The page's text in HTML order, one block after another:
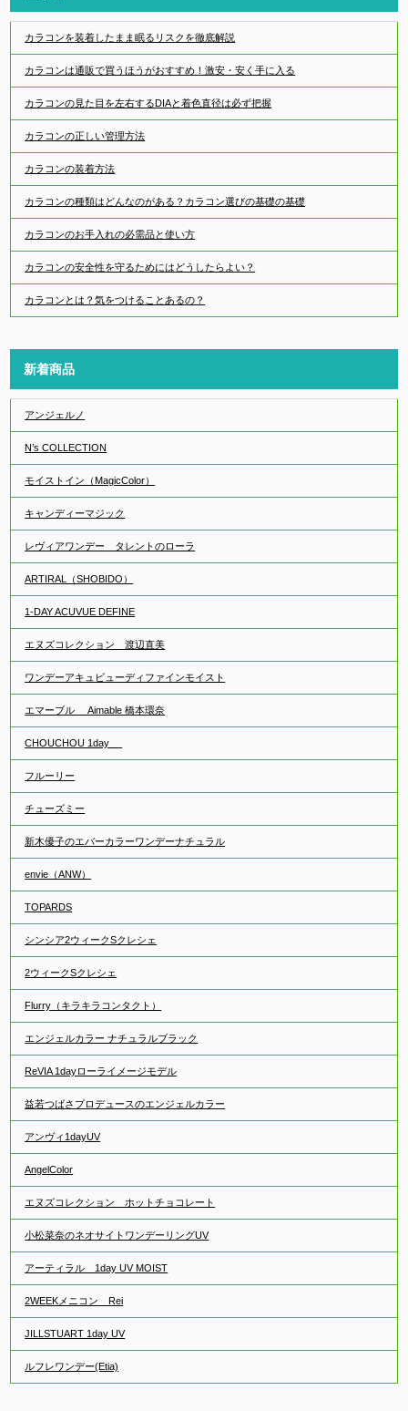
カラコンを装着したまま眠るリスクを徹底解説
カラコンは通販で買うほうがおすすめ！激安・安く手に入る
カラコンの見た目を左右するDIAと着色直径は必ず把握
カラコンの正しい管理方法
カラコンの装着方法
カラコンの種類はどんなのがある？カラコン選びの基礎の基礎
カラコンのお手入れの必需品と使い方
カラコンの安全性を守るためにはどうしたらよい？
カラコンとは？気をつけることあるの？
新着商品
アンジェルノ
N’s COLLECTION
モイストイン（MagicColor）
キャンディーマジック
レヴィアワンデー タレントのローラ
ARTIRAL（SHOBIDO）
1-DAY ACUVUE DEFINE
エヌズコレクション 渡辺直美
ワンデーアキュビューディファインモイスト
エマーブル Aimable 橋本環奈
CHOUCHOU 1day
フルーリー
チューズミー
新木優子のエバーカラーワンデーナチュラル
envie（ANW）
TOPARDS
シンシア2ウィークSクレシェ
2ウィークSクレシェ
Flurry（キラキラコンタクト）
エンジェルカラー ナチュラルブラック
ReVIA 1dayローライメージモデル
益若つばさプロデュースのエンジェルカラー
アンヴィ1dayUV
AngelColor
エヌズコレクション ホットチョコレート
小松菜奈のネオサイトワンデーリングUV
アーティラル 1day UV MOIST
2WEEKメニコン Rei
JILLSTUART 1day UV
ルフレワンデー(Etia)